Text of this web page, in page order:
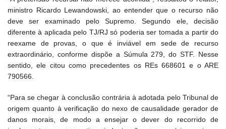
ministro Ricardo Lewandowski, ao entender que o recurso não
deve ser examinado pelo Supremo. Segundo ele, decisão
diferente à aplicada pelo TJ/RJ só poderia ser tomada a partir do
reexame de provas, o que é inviável em sede de recurso
extraordinário, conforme dispõe a Súmula 279, do STF. Nesse
sentido, ele citou como precedentes os REs 668601 e o ARE
790566.
“Para se chegar à conclusão contrária à adotada pelo Tribunal de
origem quanto à verificação do nexo de causalidade gerador de
danos morais, de modo a ensejar o dever do recorrido de